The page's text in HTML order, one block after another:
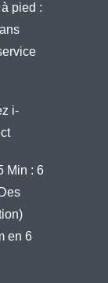
pied :
i-
Min : 6
en 6